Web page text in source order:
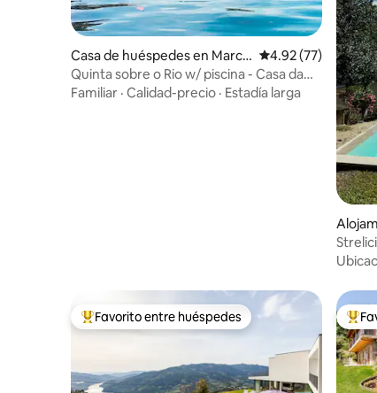
Casa de huéspedes en Marco
de Canaveses
Calificación
4.92 (77)
Quinta sobre o Rio w/ piscina - Casa da
Garça
Familiar · Calidad-precio · Estadía larga
Favorito entre huéspedes preferido
Favorito entre huéspedes